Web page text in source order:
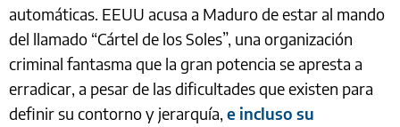
automáticas. EEUU acusa a Maduro de estar al mando
del llamado “Cártel de los Soles”, una organización
criminal fantasma que la gran potencia se apresta a
erradicar, a pesar de las dificultades que existen para
definir su contorno y jerarquía, e incluso su